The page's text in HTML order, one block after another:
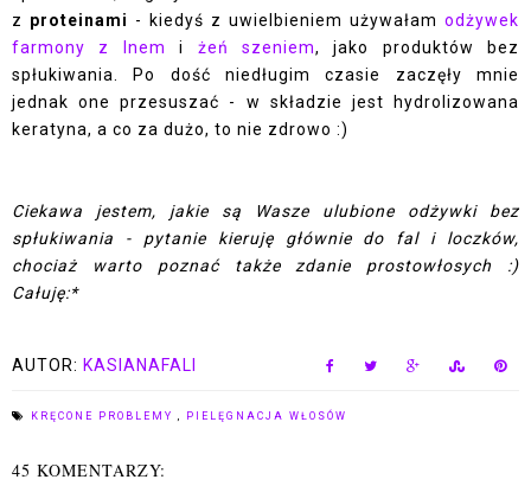
z proteinami - kiedyś z uwielbieniem używałam odżywek
farmony z lnem
i żeń szeniem, jako produktów bez
spłukiwania. Po dość niedługim czasie zaczęły mnie
jednak one przesuszać - w składzie jest hydrolizowana
keratyna, a co za dużo, to nie zdrowo :)
Ciekawa jestem, jakie są Wasze ulubione odżywki bez
spłukiwania - pytanie kieruję głównie do fal i loczków,
chociaż warto poznać także zdanie prostowłosych :)
Całuję:*
AUTOR: KASIANAFALI
KRĘCONE PROBLEMY PIELĘGNACJA WŁOSÓW
45 KOMENTARZY: